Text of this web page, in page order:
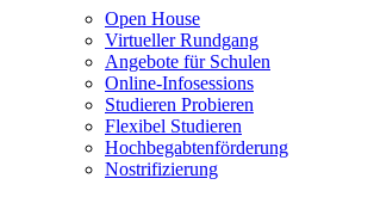
Open House
Virtueller Rundgang
Angebote für Schulen
Online-Infosessions
Studieren Probieren
Flexibel Studieren
Hochbegabtenförderung
Nostrifizierung